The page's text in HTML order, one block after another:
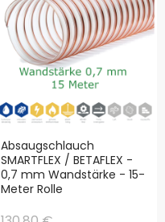
Absaugschlauch
SMARTFLEX / BETAFLEX -
0,7 mm Wandstärke - 15-
Meter Rolle